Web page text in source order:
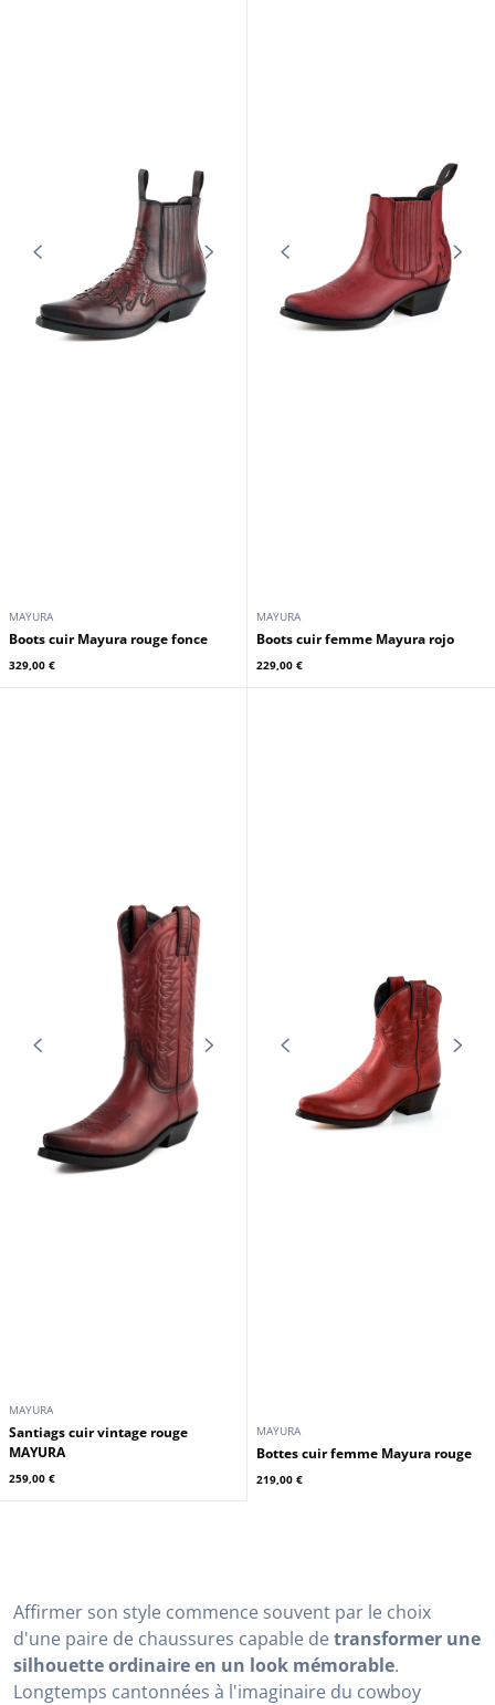
Affirmer son style commence souvent par le choix
d'une paire de chaussures capable detransformer une
silhouette ordinaire en un look mémorable.
Longtemps cantonnées à l'imaginaire du cowboy
MAYURA
Boots cuir Mayura rouge fonce
329,00 €
MAYURA
Boots cuir femme Mayura rojo
229,00 €
MAYURA
Santiags cuir vintage rouge
MAYURA
259,00 €
MAYURA
Bottes cuir femme Mayura rouge
219,00 €